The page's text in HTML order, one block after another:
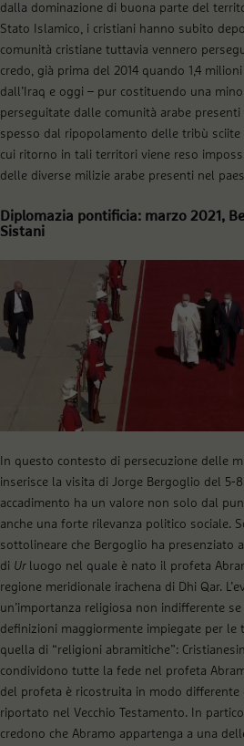
dalla dominazione di buona parte del
Stato Islamico, i cristiani hanno subito
comunità cristiane tuttavia vennero
credo, già prima del 2014 quando 1,4
dall’Iraq e oggi – pur costituendo una
perseguitate dalle comunità arabe
spesso dal ripopolamento delle tribù
cui ritorno in tali territori viene reso
delle diverse milizie arabe presenti nel
Diplomazia pontificia: marzo 2021,
Sistani
In questo contesto di persecuzione delle
inserisce la visita di Jorge Bergoglio del 5-
accadimento ha un valore non solo dal
anche una forte rilevanza politico sociale.
sottolineare che Bergoglio ha presenziato
di Ur luogo nel quale è nato il profeta
regione meridionale irachena di Dhi Qar.
un’importanza religiosa non indifferente
definizioni maggiormente impiegate per le
quella di “religioni abramitiche”:
condividono tutte la fede nel profeta
del profeta è ricostruita in modo differente
riportato nel Vecchio Testamento. In
credono che Abramo appartenga a una